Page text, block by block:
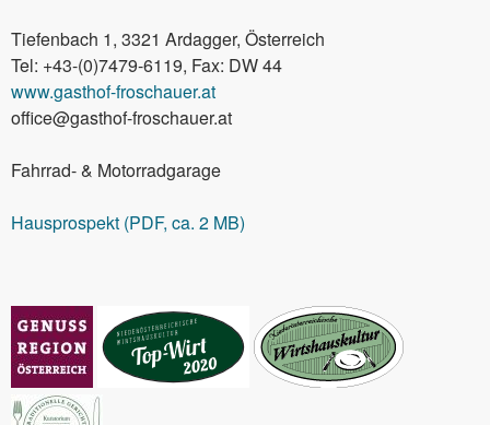
Tiefenbach 1, 3321 Ardagger, Österreich
Tel: +43-(0)7479-6119, Fax: DW 44
www.gasthof-froschauer.at
office@gasthof-froschauer.at
Fahrrad- & Motorradgarage
Hausprospekt (PDF, ca. 2 MB)